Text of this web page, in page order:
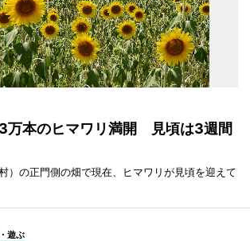
万本のヒマワリ満開 見頃は3週間
）の正門側の畑で現在、ヒマワリが見頃を迎えて
遊ぶ